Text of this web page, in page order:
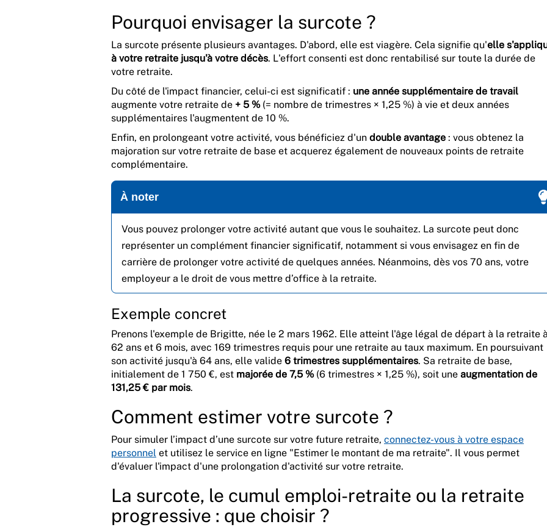
Pourquoi envisager la surcote ?
La surcote présente plusieurs avantages. D'abord, elle est viagère. Cela signifie qu'elle
à votre retraite jusqu'à votre décès. L'effort consenti est donc rentabilisé sur toute la durée de
votre retraite.
Du côté de l'impact financier, celui-ci est significatif : une année supplémentaire de travail
augmente votre retraite de + 5 % (= nombre de trimestres × 1,25 %) à vie et deux années
supplémentaires l'augmentent de 10 %.
Enfin, en prolongeant votre activité, vous bénéficiez d'un double avantage : vous obtenez la
majoration sur votre retraite de base et acquerez également de nouveaux points de retraite
complémentaire.
À noter
Vous pouvez prolonger votre activité autant que vous le souhaitez. La surcote peut donc
représenter un complément financier significatif, notamment si vous envisagez en fin de
carrière de prolonger votre activité de quelques années. Néanmoins, dès vos 70 ans, votre
employeur a le droit de vous mettre d’office à la retraite.
Exemple concret
Prenons l'exemple de Brigitte, née le 2 mars 1962. Elle atteint l'âge légal de départ à la retraite
62 ans et 6 mois, avec 169 trimestres requis pour une retraite au taux maximum. En poursuivant
son activité jusqu'à 64 ans, elle valide 6 trimestres supplémentaires. Sa retraite de base,
initialement de 1 750 €, est majorée de 7,5 %(6 trimestres × 1,25 %), soit une augmentation de
131,25 € par mois.
Comment estimer votre surcote ?
Pour simuler l’impact d’une surcote sur votre future retraite, connectez-vous à votre espace
personnel et utilisez le service en ligne "Estimer le montant de ma retraite". Il vous permet
d'évaluer l'impact d'une prolongation d'activité sur votre retraite.
La surcote, le cumul emploi-retraite ou la retraite
progressive : que choisir ?